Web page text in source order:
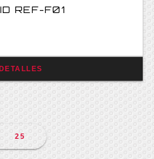
REF-F01
DETALLES
25